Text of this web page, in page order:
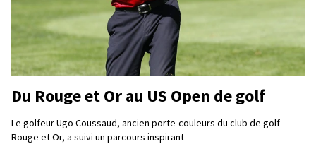
Du Rouge et Or au US Open de golf
Le golfeur Ugo Coussaud, ancien porte-couleurs du club de golf
Rouge et Or, a suivi un parcours inspirant